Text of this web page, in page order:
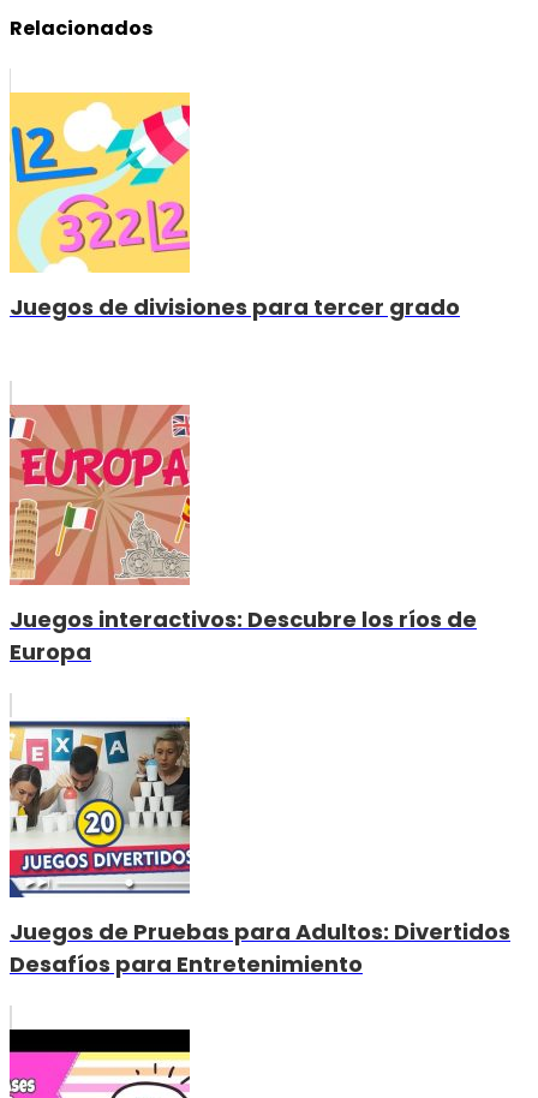
Relacionados
Juegos de divisiones para tercer grado
Juegos interactivos: Descubre los ríos de
Europa
Juegos de Pruebas para Adultos: Divertidos
Desafíos para Entretenimiento